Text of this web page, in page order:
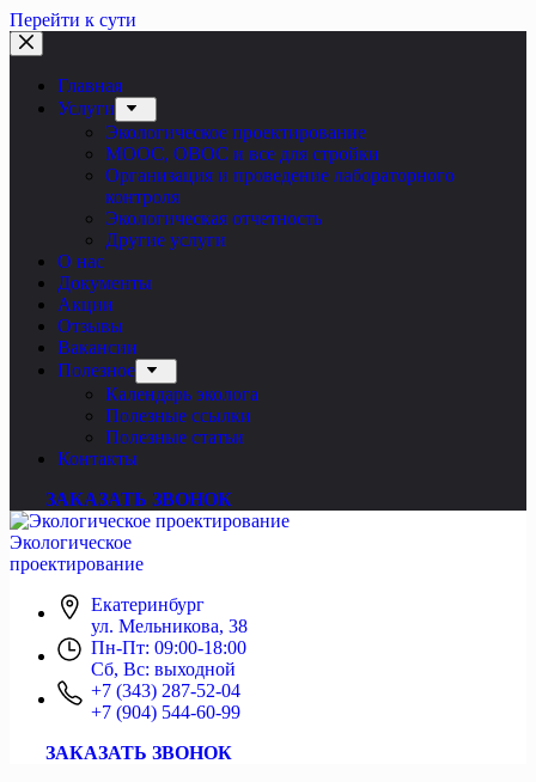
Перейти к сути
Главная
Услуги
Экологическое проектирование
МООС, ОВОС и все для стройки
Организация и проведение лабораторного
контроля
Экологическая отчетность
Другие услуги
О нас
Документы
Акции
Отзывы
Вакансии
Полезное
Календарь эколога
Полезные ссылки
Полезные статьи
Контакты
ЗАКАЗАТЬ ЗВОНОК
Экологическое
проектирование
Екатеринбург
ул. Мельникова, 38
Пн-Пт: 09:00-18:00
Сб, Вс: выходной
+7 (343) 287-52-04
+7 (904) 544-60-99
ЗАКАЗАТЬ ЗВОНОК